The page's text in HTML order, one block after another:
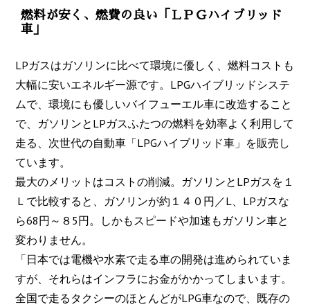
燃料が安く、燃費の良い「ＬＰＧハイブリッド
車」
LPガスはガソリンに比べて環境に優しく、燃料コストも
大幅に安いエネルギー源です。LPGハイブリッドシステ
ムで、環境にも優しいバイフューエル車に改造すること
で、ガソリンとLPガスふたつの燃料を効率よく利用して
走る、次世代の自動車「LPGハイブリッド車」を販売し
ています。
最大のメリットはコストの削減。ガソリンとLPガスを１
Ｌで比較すると、ガソリンが約１４０円／L、LPガスな
ら68円～８5円。しかもスピードや加速もガソリン車と
変わりません。
「日本では電機や水素で走る車の開発は進められていま
すが、それらはインフラにお金がかかってしまいます。
全国で走るタクシーのほとんどがLPG車なので、既存の